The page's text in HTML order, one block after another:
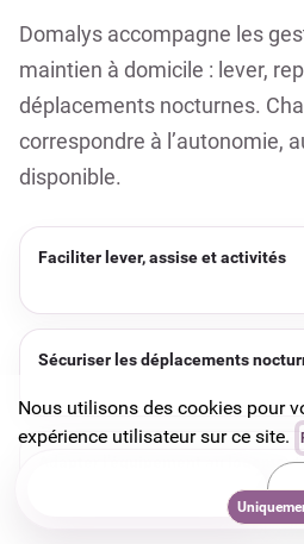
Domalys accompagne les
maintien à domicile : lever,
déplacements nocturnes.
correspondre à l’autonomie,
disponible.
Faciliter lever, assise et activités
Sécuriser les déplacements
Adapter l’équipement au logement
Nous utilisons des cookies pour
expérience utilisateur sur ce site.